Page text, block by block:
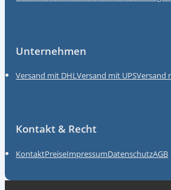
Unternehmen
Versand mit DHLVersand mit UPSVersand
Kontakt & Recht
KontaktPreiseImpressumDatenschutzAGB